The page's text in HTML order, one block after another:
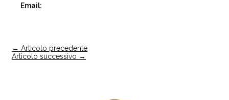
Email:
← Articolo precedente
Articolo successivo →